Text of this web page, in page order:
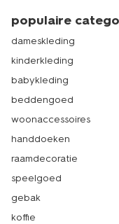
populaire
dameskleding
kinderkleding
babykleding
beddengoed
woonaccessoires
handdoeken
raamdecoratie
speelgoed
gebak
koffie